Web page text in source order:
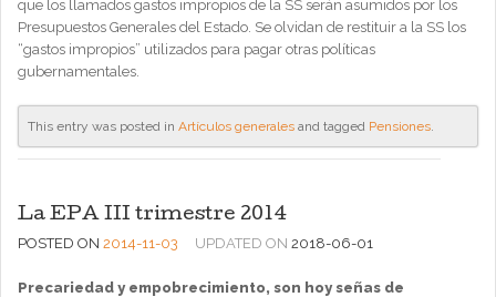
que los llamados gastos impropios de la SS serán asumidos por los
Presupuestos Generales del Estado. Se olvidan de restituir a la SS los
“gastos impropios” utilizados para pagar otras políticas
gubernamentales.
This entry was posted in Artículos generales and tagged Pensiones.
La EPA III trimestre 2014
POSTED ON 2014-11-03 UPDATED ON 2018-06-01
Precariedad y empobrecimiento, son hoy señas de